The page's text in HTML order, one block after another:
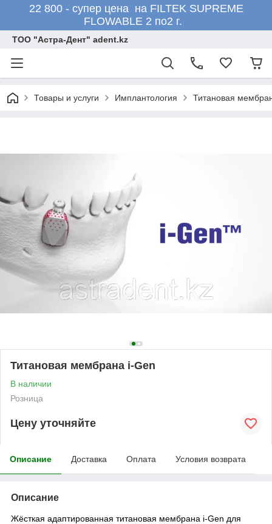
22 800 - супер цена на FILTEK SUPREME
FLOWABLE 2 по2 г.
ТОО "Астра-Дент" adent.kz
Товары и услуги Имплантология Титановая
Титановая мембрана i-Gen
В наличии
Розница
Цену уточняйте
Описание Доставка Оплата Условия возврата
Описание
Жёсткая адаптированная титановая мембрана i-Gen для